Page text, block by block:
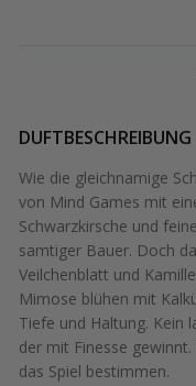
DUFTBESCHREIBUNG
Wie die gleichnamige
von Mind Games mit
Schwarzkirsche und
samtiger Bauer. Doch
Veilchenblatt und
Mimose blühen mit
Tiefe und Haltung. Kein
der mit Finesse
das Spiel bestimmen.